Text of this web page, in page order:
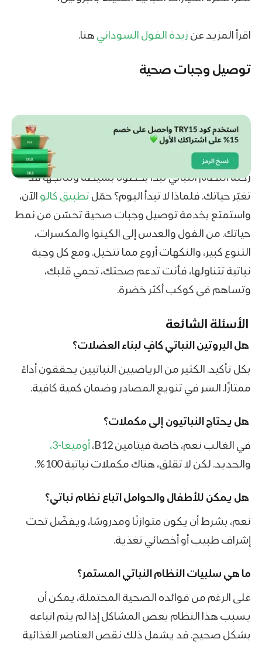
اقرأ المزيد عن زبدة الفول السوداني هنا.
توصيل وجبات صحية
رحلة النظام النباتي تبدأ بخطوة بسيطة ونتائجها قد
تغيّر حياتك. فلماذا لا تبدأ اليوم؟ حمّلتطبيق كالو الآن،
واستمتع بخدمة توصيل وجبات صحية تحسّن من نمط
حياتك. من الفول والعدس إلى الكينوا والمكسرات،
التنوع كبير، والنكهات أروع مما تتخيل. ومع كل وجبة
نباتية تتناولها، فأنت تدعم صحتك، تحمي قلبك،
وتساهم في كوكب أكثر خضرة.
الأسئلة الشائعة
هلالبروتين النباتيكافٍ لبناء العضلات؟
بكل تأكيد. الكثير من الرياضيين النباتيين يحققون أداءً
ممتازًا. السر في تنويع المصادر وضمان كمية كافية.
هل يحتاج النباتيون إلى مكملات؟
في الغالب نعم، خاصة فيتامين B12،
أوميغا-3،
والحديد. لكن لا تقلق، هناك مكملات نباتية 100%.
هل يمكن للأطفال والحوامل اتباع نظام نباتي؟
نعم، بشرط أن يكون متوازنًا ومدروسًا، ويفضّل تحت
إشراف طبيب أو أخصائي تغذية.
ما هي سلبيات النظام النباتي المستمر؟
على الرغم من فوائده الصحية المحتملة، يمكن أن
يسبب هذا النظام بعض المشاكل إذا لم يتم اتباعه
بشكل صحيح. قد يشمل ذلك نقص العناصر الغذائية